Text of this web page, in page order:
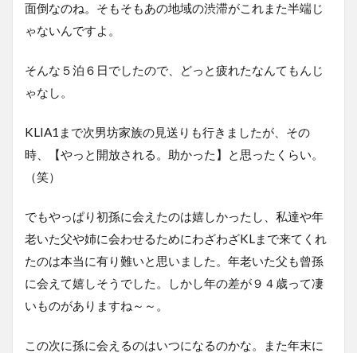
面倒なのね。そもそもあの地域の渋滞がこれまた半端じ
ゃないんですよ。
そんな５泊６日でしたので、どっと疲れたなんてもんじ
ゃなし。
KLIA1まで次男坊家族の見送りも行きましたが、その
時、【やっと開放される。助かった】と思ったくらい。
（笑）
でもやっぱり初孫に会えたのは嬉しかったし、私達や年
老いた父や姉に会わせるためにわざわざKLまで来てくれ
たのは本当に有り難いと思いました。年老いた父も曾孫
に会えて嬉しそうでした。しかし年の差が９４歳って凄
いものがありますね～～。
この次に孫に会えるのはいつになるのかな。また年末に